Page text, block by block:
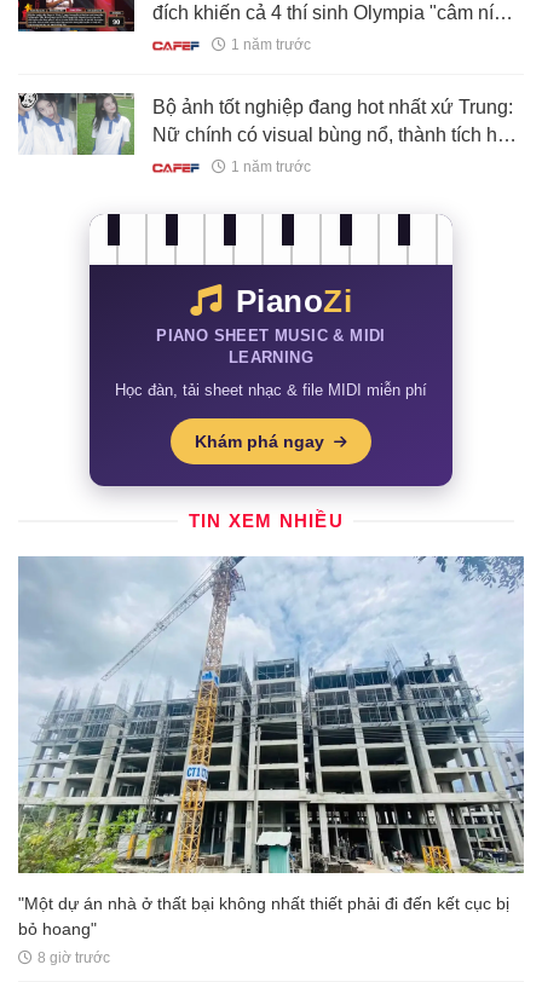
đích khiến cả 4 thí sinh Olympia "câm nín",
dân mạng tranh cãi nảy lửa
1 năm trước
Bộ ảnh tốt nghiệp đang hot nhất xứ Trung:
Nữ chính có visual bùng nổ, thành tích học
vấn còn đáng nể gấp bội
1 năm trước
PianoZi
PIANO SHEET MUSIC & MIDI
LEARNING
Học đàn, tải sheet nhạc & file MIDI miễn phí
Khám phá ngay
TIN XEM NHIỀU
"Một dự án nhà ở thất bại không nhất thiết phải đi đến kết cục bị
bỏ hoang"
8 giờ trước